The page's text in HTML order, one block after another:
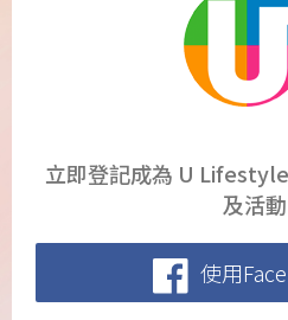
立即登記成為 U
及活動
使用